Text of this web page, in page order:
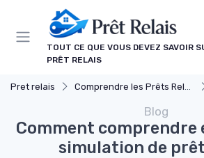
TOUT CE QUE VOUS DEVEZ SAVOIR
PRÊT RELAIS
Pret relais Comprendre les Prêts Relais
Blog
Comment comprendre
simulation de
Panneau de gestion des cookies